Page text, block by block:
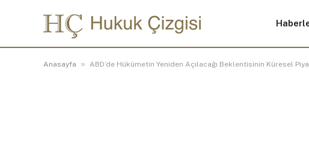
Anasayfa » ABD’de Hükümetin Yeniden Açılacağı Beklentisinin Küresel